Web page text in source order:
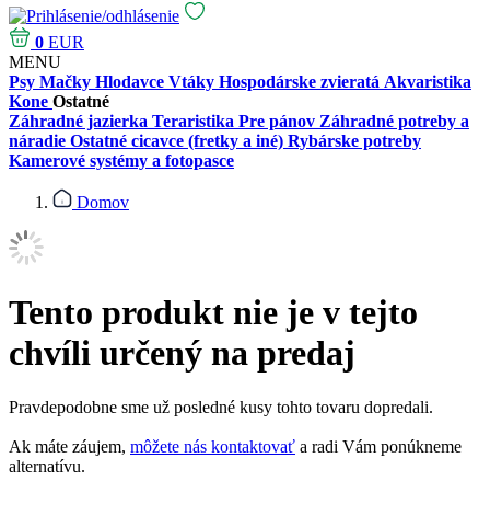
0 EUR
MENU
Psy Mačky Hlodavce Vtáky Hospodárske zvieratá Akvaristika
Kone Ostatné
Záhradné jazierka Teraristika Pre pánov Záhradné potreby a
náradie Ostatné cicavce (fretky a iné) Rybárske potreby
Kamerové systémy a fotopasce
Domov
Tento produkt nie je v tejto
chvíli určený na predaj
Pravdepodobne sme už posledné kusy tohto tovaru dopredali.
Ak máte záujem, môžete nás kontaktovať a radi Vám ponúkneme
alternatívu.